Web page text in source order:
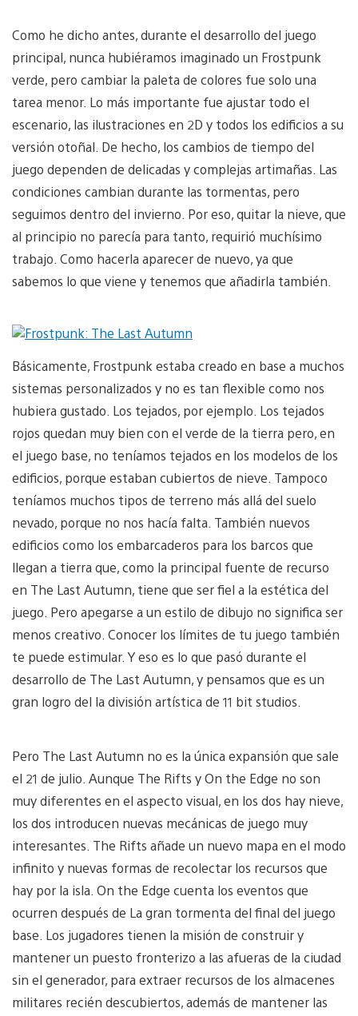
Como he dicho antes, durante el desarrollo del juego
principal, nunca hubiéramos imaginado un Frostpunk
verde, pero cambiar la paleta de colores fue solo una
tarea menor. Lo más importante fue ajustar todo el
escenario, las ilustraciones en 2D y todos los edificios a su
versión otoñal. De hecho, los cambios de tiempo del
juego dependen de delicadas y complejas artimañas. Las
condiciones cambian durante las tormentas, pero
seguimos dentro del invierno. Por eso, quitar la nieve, que
al principio no parecía para tanto, requirió muchísimo
trabajo. Como hacerla aparecer de nuevo, ya que
sabemos lo que viene y tenemos que añadirla también.
Básicamente, Frostpunk estaba creado en base a muchos
sistemas personalizados y no es tan flexible como nos
hubiera gustado. Los tejados, por ejemplo. Los tejados
rojos quedan muy bien con el verde de la tierra pero, en
el juego base, no teníamos tejados en los modelos de los
edificios, porque estaban cubiertos de nieve. Tampoco
teníamos muchos tipos de terreno más allá del suelo
nevado, porque no nos hacía falta. También nuevos
edificios como los embarcaderos para los barcos que
llegan a tierra que, como la principal fuente de recurso
en The Last Autumn, tiene que ser fiel a la estética del
juego. Pero apegarse a un estilo de dibujo no significa ser
menos creativo. Conocer los límites de tu juego también
te puede estimular. Y eso es lo que pasó durante el
desarrollo de The Last Autumn, y pensamos que es un
gran logro del la división artística de 11 bit studios.
Pero The Last Autumn no es la única expansión que sale
el 21 de julio. Aunque The Rifts y On the Edge no son
muy diferentes en el aspecto visual, en los dos hay nieve,
los dos introducen nuevas mecánicas de juego muy
interesantes. The Rifts añade un nuevo mapa en el modo
infinito y nuevas formas de recolectar los recursos que
hay por la isla. On the Edge cuenta los eventos que
ocurren después de La gran tormenta del final del juego
base. Los jugadores tienen la misión de construir y
mantener un puesto fronterizo a las afueras de la ciudad
sin el generador, para extraer recursos de los almacenes
militares recién descubiertos, además de mantener las